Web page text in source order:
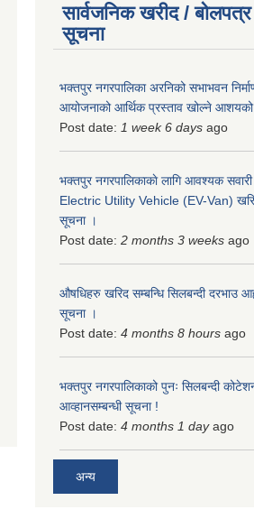
सार्वजनिक खरीद / बोलपत्र
सूचना
भक्तपुर नगरपालिका अरनिको सभाभवन
आयोजनाको आर्थिक प्रस्ताव खोल्ने
Post date: 1 week 6 days ago
भक्तपुर नगरपालिकाकाे लागि आवश्यक
Electric Utility Vehicle (EV-Van)
सूचना ।
Post date: 2 months 3 weeks ago
औषधिहरु खरिद सम्बन्धि सिलबन्दी दरभाउ
सूचना ।
Post date: 4 months 8 hours ago
भक्तपुर नगरपालिकाको पुनः सिलबन्दी
आव्हानसम्बन्धी सूचना !
Post date: 4 months 1 dayago
अन्य